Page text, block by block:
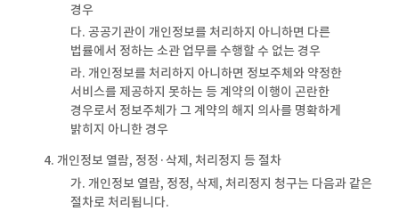
경우
다. 공공기관이 개인정보를 처리하지 아니하면 다른
법률에서 정하는 소관 업무를 수행할 수 없는 경우
라. 개인정보를 처리하지 아니하면 정보주체와 약정한
서비스를 제공하지 못하는 등 계약의 이행이 곤란한
경우로서 정보주체가 그 계약의 해지 의사를 명확하게
밝히지 아니한 경우
4. 개인정보 열람, 정정·삭제, 처리정지 등 절차
가. 개인정보 열람, 정정, 삭제, 처리정지 청구는 다음과 같은
절차로 처리됩니다.